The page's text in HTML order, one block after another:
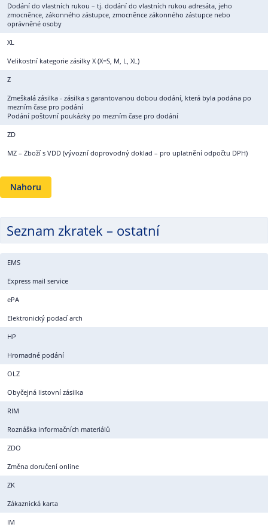
Dodání do vlastních rukou – tj. dodání do vlastních rukou adresáta, jeho
zmocněnce, zákonného zástupce, zmocněnce zákonného zástupce nebo
oprávněné osoby
XL
Velikostní kategorie zásilky X (X=S, M, L, XL)
Z
Zmeškalá zásilka - zásilka s garantovanou dobou dodání, která byla podána po
mezním čase pro podání
Podání poštovní poukázky po mezním čase pro dodání
ZD
MZ – Zboží s VDD (vývozní doprovodný doklad – pro uplatnění odpočtu DPH)
Nahoru
Seznam zkratek – ostatní
EMS
Express mail service
ePA
Elektronický podací arch
HP
Hromadné podání
OLZ
Obyčejná listovní zásilka
RIM
Roznáška informačních materiálů
ZDO
Změna doručení online
ZK
Zákaznická karta
IM